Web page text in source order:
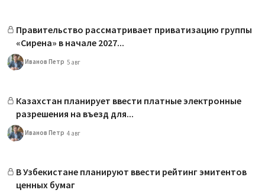
Правительство рассматривает приватизацию группы
«Сирена» в начале 2027...
Иванов Петр 5 авг
Казахстан планирует ввести платные электронные
разрешения на въезд для...
Иванов Петр 4 авг
В Узбекистане планируют ввести рейтинг эмитентов
ценных бумаг